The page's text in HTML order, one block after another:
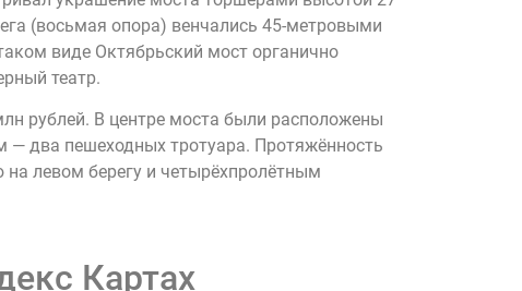
(восьмая опора) венчались 45-метровыми
виде Октябрьский мост органично
театр.
рублей. В центре моста были расположены
два пешеходных тротуара. Протяжённость
левом берегу и четырёхпролётным
Картах